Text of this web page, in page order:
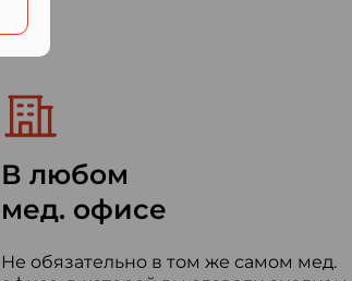
В любом
мед. офисе
Не обязательно в том же самом мед.